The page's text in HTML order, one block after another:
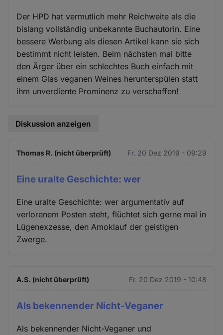
Der HPD hat vermutlich mehr Reichweite als die
bislang vollständig unbekannte Buchautorin. Eine
bessere Werbung als diesen Artikel kann sie sich
bestimmt nicht leisten. Beim nächsten mal bitte
den Ärger über ein schlechtes Buch einfach mit
einem Glas veganen Weines herunterspülen statt
ihm unverdiente Prominenz zu verschaffen!
Diskussion anzeigen
Thomas R. (nicht überprüft) Fr. 20 Dez 2019 - 09:29
Eine uralte Geschichte: wer
Eine uralte Geschichte: wer argumentativ auf
verlorenem Posten steht, flüchtet sich gerne mal in
Lügenexzesse, den Amoklauf der geistigen
Zwerge.
A.S. (nicht überprüft) Fr. 20 Dez 2019 - 10:48
Als bekennender Nicht-Veganer
Als bekennender Nicht-Veganer und